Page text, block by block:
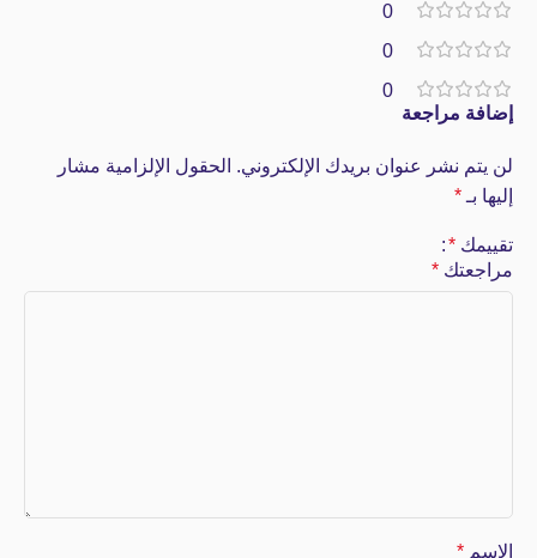
0
0
0
إضافة مراجعة
لن يتم نشر عنوان بريدك الإلكتروني. الحقول الإلزامية مشار
إليها بـ *
تقييمك *
مراجعتك *
الاسم *